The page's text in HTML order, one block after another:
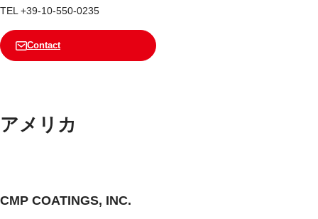
TEL +39-10-550-0235
Contact
アメリカ
CMP COATINGS, INC.